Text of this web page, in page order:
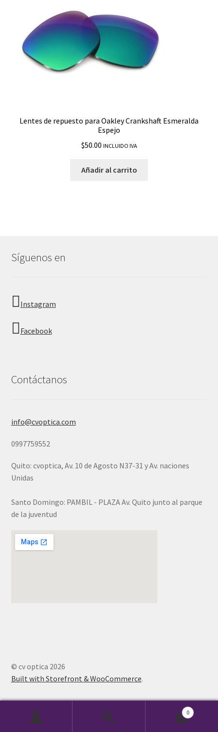
Lentes de repuesto para Oakley Crankshaft Esmeralda
Espejo
$50.00 INCLUIDO IVA
Añadir al carrito
Síguenos en
Instagram
Facebook
Contáctanos
info@cvoptica.com
0997759552
Quito: cvoptica, Av. 10 de Agosto N37-31 y Av. naciones
Unidas
Santo Domingo: PAMBIL - PLAZA Av. Quito junto al parque
de la juventud
© cv optica 2026
Built with Storefront & WooCommerce.
0